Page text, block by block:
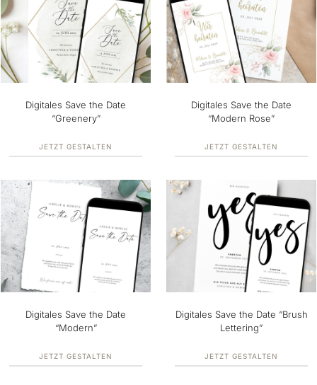
Digitales Save the Date
“Greenery”
JETZT GESTALTEN
Digitales Save the Date
“Modern Rose”
JETZT GESTALTEN
Digitales Save the Date
“Modern”
JETZT GESTALTEN
Digitales Save the Date “Brush
Lettering”
JETZT GESTALTEN